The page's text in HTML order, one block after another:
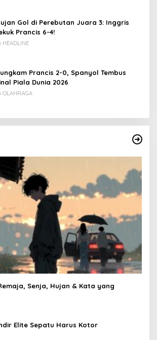
Gol di Perebutan Juara 3: Inggris
Prancis 6-4!
HEADLINE
Prancis 2-0, Spanyol Tembus
Piala Dunia 2026
OLAHRAGA
Senja, Hujan & Kata yang
Elite Sepatu Harus Kotor